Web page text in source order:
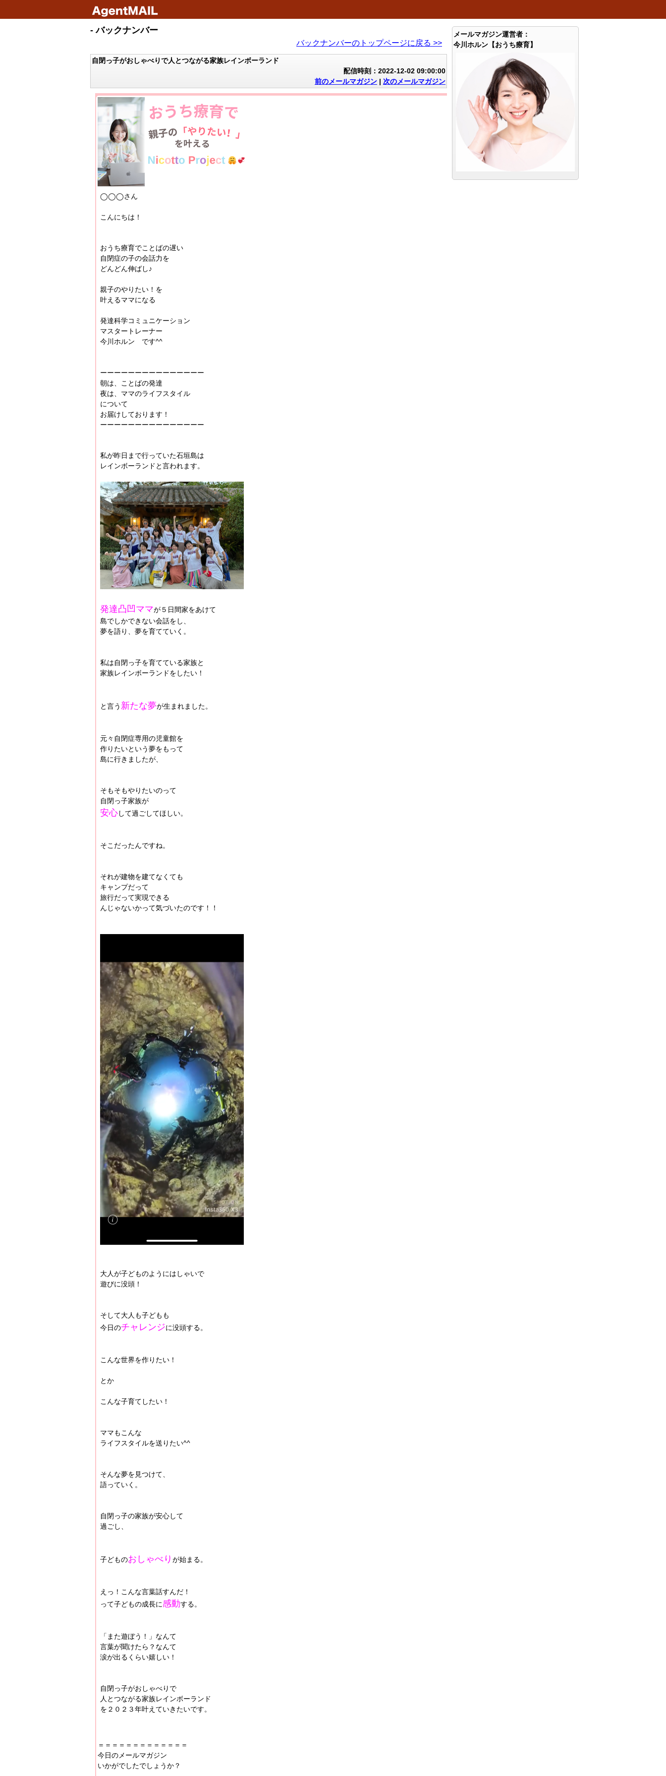
- バックナンバー
バックナンバーのトップページに戻る >>
自閉っ子がおしゃべりで人とつながる家族レインボーランド
配信時刻：2022-12-02 09:00:00
前のメールマガジン | 次のメールマガジン
◯◯◯さん
こんにちは！
おうち療育でことばの遅い
自閉症の子の会話力を
どんどん伸ばし♪
親子のやりたい！を
叶えるママになる
発達科学コミュニケーション
マスタートレーナー
今川ホルン です^^
ーーーーーーーーーーーーーーー
朝は、ことばの発達
夜は、ママのライフスタイル
について
お届けしております！
ーーーーーーーーーーーーーーー
私が昨日まで行っていた石垣島は
レインボーランドと言われます。
発達凸凹ママが５日間家をあけて
島でしかできない会話をし、
夢を語り、夢を育てていく。
私は自閉っ子を育てている家族と
家族レインボーランドをしたい！
と言う 新たな夢が生まれました。
元々自閉症専用の児童館を
作りたいという夢をもって
島に行きましたが、
そもそもやりたいのって
自閉っ子家族が
安心して過ごしてほしい。
そこだったんですね。
それが建物を建てなくても
キャンプだって
旅行だって実現できる
んじゃないかって気づいたのです！！
大人が子どものようにはしゃいで
遊びに没頭！
そして大人も子どもも
今日のチャレンジに没頭する。
こんな世界を作りたい！
とか
こんな子育てしたい！
ママもこんな
ライフスタイルを送りたい^^
そんな夢を見つけて、
語っていく。
自閉っ子の家族が安心して
過ごし、
子どものおしゃべり が始まる。
えっ！こんな言葉話すんだ！
って子どもの成長に感動する。
「また遊ぼう！」なんて
言葉が聞けたら？なんて
涙が出るくらい嬉しい！
自閉っ子がおしゃべりで
人とつながる家族レインボーランド
を２０２３年叶えていきたいです。
＝＝＝＝＝＝＝＝＝＝＝＝＝
今日のメールマガジン
いかがでしたでしょうか？
メールマガジン運営者：
今川ホルン【おうち療育】